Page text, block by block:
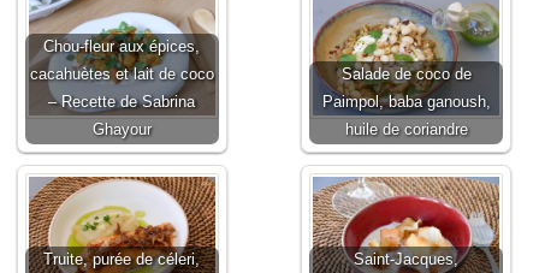
Chou-fleur aux épices,
cacahuètes et lait de coco
– Recette de Sabrina
Ghayour
Salade de coco de
Paimpol, baba ganoush,
huile de coriandre
Truite, purée de céleri,
Saint-Jacques,